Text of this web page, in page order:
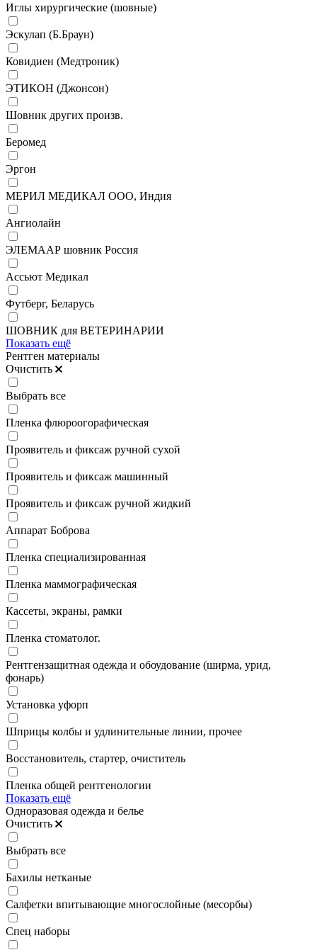
Иглы хирургические (шовные)
Эскулап (Б.Браун)
Ковидиен (Медтроник)
ЭТИКОН (Джонсон)
Шовник других произв.
Беромед
Эргон
МЕРИЛ МЕДИКАЛ ООО, Индия
Ангиолайн
ЭЛЕМААР шовник Россия
Ассьют Медикал
Футберг, Беларусь
ШОВНИК для ВЕТЕРИНАРИИ
Показать ещё
Рентген материалы
Очистить
Выбрать все
Пленка флюроогорафическая
Проявитель и фиксаж ручной сухой
Проявитель и фиксаж машинный
Проявитель и фиксаж ручной жидкий
Аппарат Боброва
Пленка специализированная
Пленка маммографическая
Кассеты, экраны, рамки
Пленка стоматолог.
Рентгензащитная одежда и обоудование (ширма, урид,
фонарь)
Установка уфорп
Шприцы колбы и удлинительные линии, прочее
Восстановитель, стартер, очиститель
Пленка общей рентгенологии
Показать ещё
Одноразовая одежда и белье
Очистить
Выбрать все
Бахилы нетканые
Салфетки впитывающие многослойные (месорбы)
Спец наборы